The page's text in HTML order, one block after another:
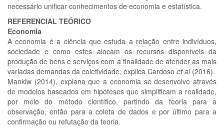
necessário unificar conhecimentos de economia e estatística.
REFERENCIAL TEÓRICO
Economia
A economia é a ciência que estuda a relação entre indivíduos,
sociedade e como estes alocam os recursos disponíveis da
produção de bens e serviços com a finalidade de atender as mais
variadas demandas da coletividade, explica Cardoso et al (2016).
Mankiw (2014), explana que a economia se desenvolve através
de modelos baseados em hipóteses que simplificam a realidade,
por meio do método científico, partindo da teoria para a
observação, então para a coleta de dados e por último para a
confirmação ou refutação da teoria.